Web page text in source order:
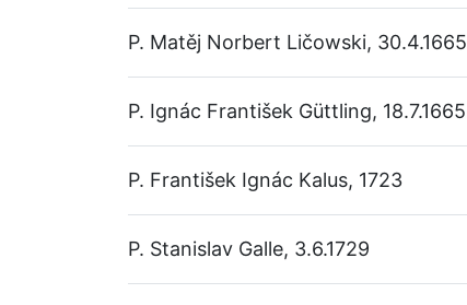
P. Matěj Norbert Ličowski, 30.4.1665
P. Ignác František Güttling, 18.7.1665
P. František Ignác Kalus, 1723
P. Stanislav Galle, 3.6.1729